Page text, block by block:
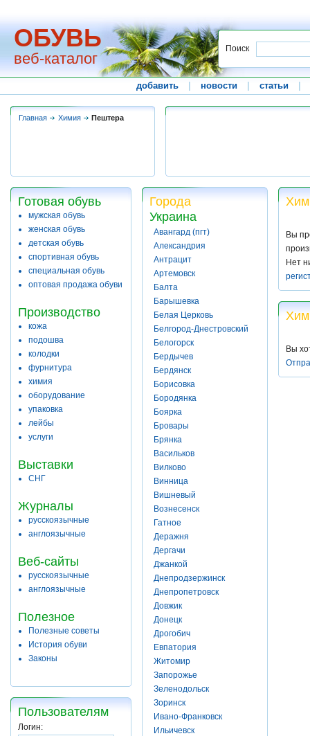
ОБУВЬ
веб-каталог
Поиск
добавить новости статьи
Главная Химия Пештера
Готовая обувь
мужская обувь
женская обувь
детская обувь
спортивная обувь
специальная обувь
оптовая продажа обуви
Производство
кожа
подошва
колодки
фурнитура
химия
оборудование
упаковка
лейбы
услуги
Выставки
СНГ
Журналы
русскоязычные
англоязычные
Веб-сайты
русскоязычные
англоязычные
Полезное
Полезные советы
История обуви
Законы
Пользователям
Логин:
Города
Украина
Авангард (пгт)
Александрия
Антрацит
Артемовск
Балта
Барышевка
Белая Церковь
Белгород-Днестровский
Белогорск
Бердычев
Бердянск
Борисовка
Бородянка
Боярка
Бровары
Брянка
Васильков
Вилково
Винница
Вишневый
Вознесенск
Гатное
Деражня
Дергачи
Джанкой
Днепродзержинск
Днепропетровск
Довжик
Донецк
Дрогобич
Евпатория
Житомир
Запорожье
Зеленодольск
Зоринск
Ивано-Франковск
Ильичевск
Вы
Нет
Вы